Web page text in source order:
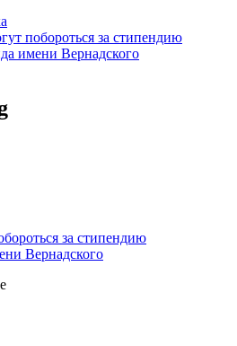
побороться за стипендию
имени Вернадского
за стипендию
Вернадского